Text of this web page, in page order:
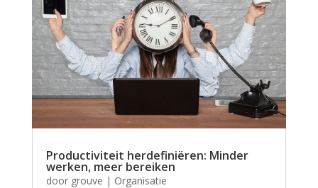
Productiviteit herdefiniëren: Minder
werken, meer bereiken
door grouve | Organisatie